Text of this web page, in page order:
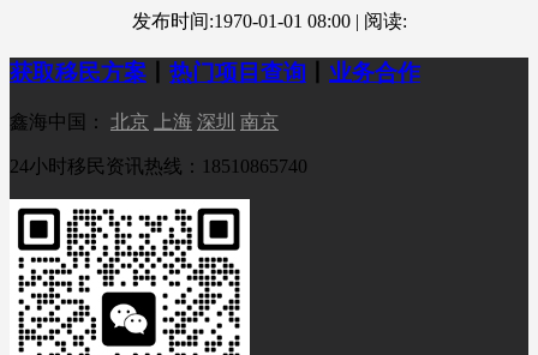
发布时间:1970-01-01 08:00 | 阅读:
获取移民方案 热门项目查询 业务合作
鑫海中国： 北京 上海 深圳 南京
24小时移民资讯热线：18510865740